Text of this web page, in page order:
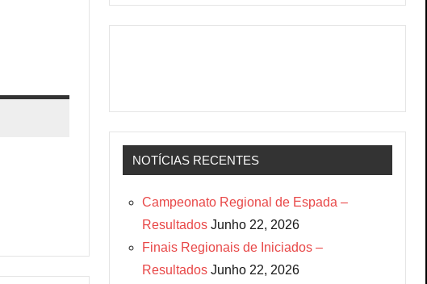
NOTÍCIAS RECENTES
Campeonato Regional de Espada –
Resultados Junho 22, 2026
Finais Regionais de Iniciados –
Resultados Junho 22, 2026